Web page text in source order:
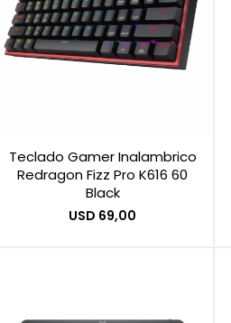
Teclado Gamer Inalambrico
Redragon Fizz Pro K616 60
Black
USD 69,00